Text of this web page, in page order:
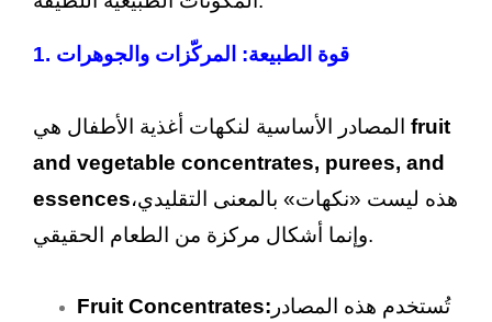
1. قوة الطبيعة: المركّزات والجوهرات
fruit
and vegetable concentrates, purees, and
essencesهذه ليست «نكهات» بالمعنى التقليدي،
وإنما أشكال مركزة من الطعام الحقيقي.
Fruit Concentrates: تُستخدم هذه المصادر